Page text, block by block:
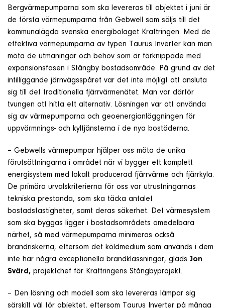
SÖK
+46 8 515 109 70
Bergvärmepumparna som ska levereras till objektet i juni är
de första värmepumparna från Gebwell som säljs till det
kommunalägda svenska energibolaget Kraftringen. Med de
effektiva värmepumparna av typen Taurus Inverter kan man
möta de utmaningar och behov som är förknippade med
expansionsfasen i Stångby bostadsområde. På grund av det
intilliggande järnvägsspåret var det inte möjligt att ansluta
sig till det traditionella fjärrvärmenätet. Man var därför
tvungen att hitta ett alternativ. Lösningen var att använda
sig av värmepumparna och geoenergianläggningen för
uppvärmnings- och kyltjänsterna i de nya bostäderna.
– Gebwells värmepumpar hjälper oss möta de unika
förutsättningarna i området när vi bygger ett komplett
energisystem med lokalt producerad fjärrvärme och fjärrkyla.
De primära urvalskriterierna för oss var utrustningarnas
tekniska prestanda, som ska täcka antalet
bostadsfastigheter, samt deras säkerhet. Det värmesystem
som ska byggas ligger i bostadsområdets omedelbara
närhet, så med värmepumparna minimeras också
brandriskerna, eftersom det köldmedium som används i dem
inte har några exceptionella brandklassningar, gläds Jon
Svärd, projektchef för Kraftringens Stångbyprojekt.
– Den lösning och modell som ska levereras lämpar sig
särskilt väl för objektet, eftersom Taurus Inverter på många